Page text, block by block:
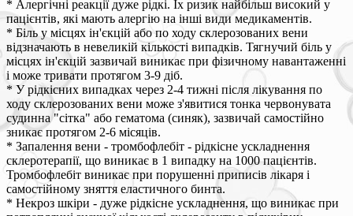
* Алергічні реакції дуже рідкі. Їх ризик найбільш високий у
пацієнтів, які мають алергію на інші види медикаментів.
* Біль у місцях ін'єкцій або по ходу склерозованих вени
відзначають в невеликій кількості випадків. Тягнучий біль у
місцях ін'єкцій зазвичай виникає при фізичному навантаженні
і може тривати протягом 3-9 діб.
* У рідкісних випадках через 2-4 тижні після лікування по
ходу склерозованих вени може з'явитися тонка червонувата
судинна "сітка" або гематома (синяк), зазвичай самостійно
зникає протягом 2-6 місяців.
* Запалення вени - тромбофлебіт - рідкісне ускладнення
склеротерапії, що виникає в 1 випадку на 1000 пацієнтів.
Тромбофлебіт виникає при порушенні приписів лікаря і
самостійному зняття еластичного бинта.
* Некроз шкіри - дуже рідкісне ускладнення, що виникає при